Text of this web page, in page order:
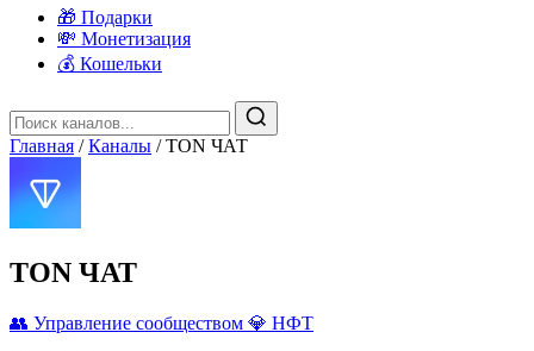
🎁 Подарки
💸 Монетизация
💰 Кошельки
Главная / Каналы / TON ЧАТ
TON ЧАТ
👥 Управление сообществом 💎 НФТ